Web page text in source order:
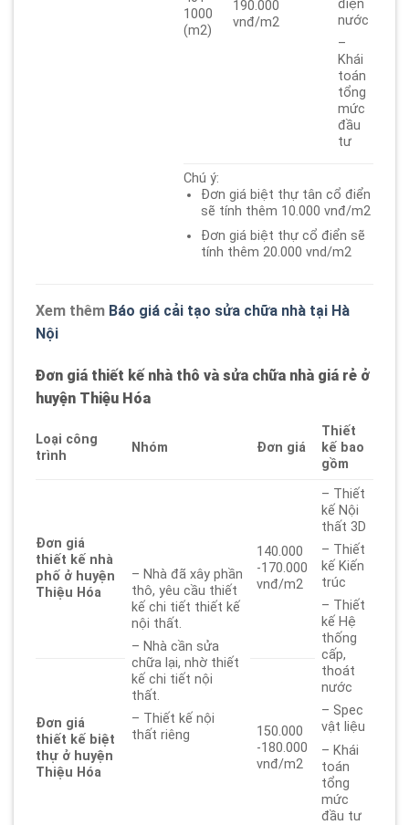
điện
nước
–
Khái
toán
tổng
mức
đầu
tư
1000
(m2)
190.000
vnđ/m2
Chú ý:
Đơn giá biệt thự tân cổ điển
sẽ tính thêm 10.000 vnđ/m2
Đơn giá biệt thự cổ điển sẽ
tính thêm 20.000 vnd/m2
Xem thêm Báo giá cải tạo sửa chữa nhà tại Hà
Nội
Đơn giá thiết kế nhà thô và sửa chữa nhà giá rẻ ở
huyện Thiệu Hóa
Loại công
trình
Nhóm Đơn giá
Thiết
kế bao
gồm
Đơn giá
thiết kế nhà
phố ở huyện
Thiệu Hóa
– Nhà đã xây phần
thô, yêu cầu thiết
kế chi tiết thiết kế
nội thất.
– Nhà cần sửa
chữa lại, nhờ thiết
kế chi tiết nội
thất.
– Thiết kế nội
thất riêng
140.000
-170.000
vnđ/m2
– Thiết
kế Nội
thất 3D
– Thiết
kế Kiến
trúc
– Thiết
kế Hệ
thống
cấp,
thoát
nước
– Spec
vật liệu
– Khái
toán
tổng
mức
đầu tư
Đơn giá
thiết kế biệt
thự ở huyện
Thiệu Hóa
150.000
-180.000
vnđ/m2